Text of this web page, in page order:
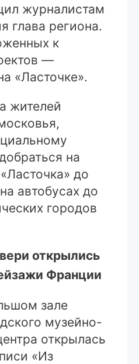
журналистам
глава региона.
к
—
«Ласточке».
жителей
на
до
автобусах до
городов
открылись
Франции
зале
музейно-
открылась
«Из